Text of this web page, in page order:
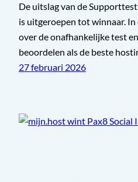
De uitslag van de
is uitgeroepen tot winnaar. In
over de onafhankelijke test
beoordelen als de beste
27 februari 2026